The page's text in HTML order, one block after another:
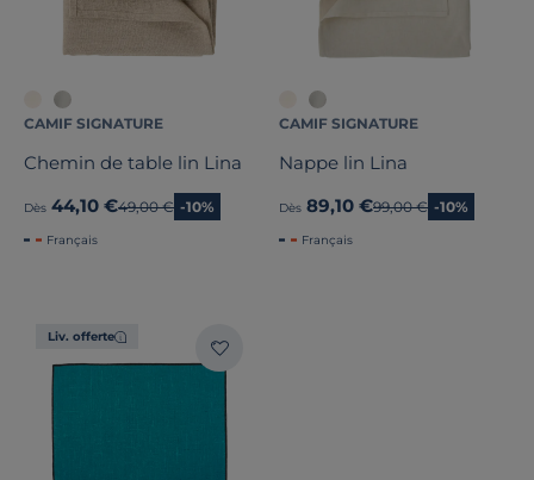
CAMIF SIGNATURE
Chemin de table lin Lina
Dès 44,10 €Ancien prix
49,00 € -10%
Français
CAMIF SIGNATURE
Nappe lin Lina
Dès 89,10 €Ancien prix
99,00 € -10%
Français
Liv. offerte
Stock
Pays de fabrication